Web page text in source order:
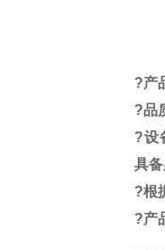
?产
?品
?设
具
?根
?产